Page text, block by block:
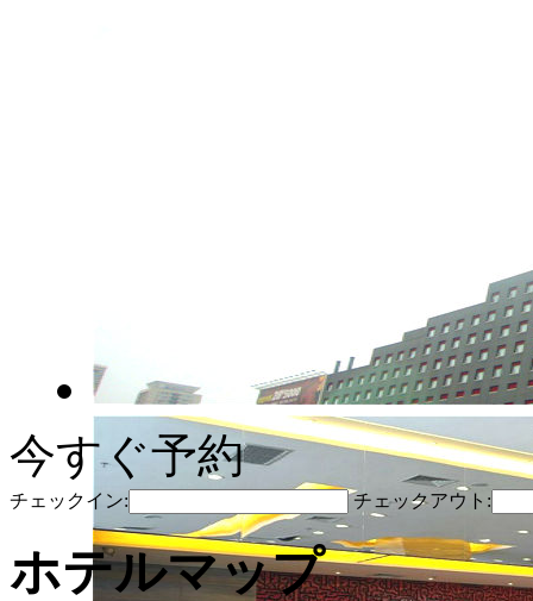
今すぐ予約
チェックイン: チェックアウト:
ホテルマップ